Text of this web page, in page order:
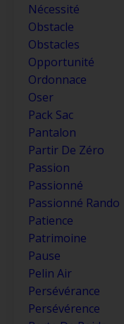
Nécessité
Obstacle
Obstacles
Opportunité
Ordonnace
Oser
Pack Sac
Pantalon
Partir De Zéro
Passion
Passionné
Passionné Rando
Patience
Patrimoine
Pause
Pelin Air
Persévérance
Persévérence